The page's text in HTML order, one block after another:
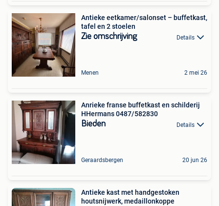
Antieke eetkamer/salonset – buffetkast,
tafel en 2 stoelen
Zie omschrijving Details
Menen 2 mei 26
Anrieke franse buffetkast en schilderij
HHermans 0487/582830
Bieden Details
Geraardsbergen 20 jun 26
Antieke kast met handgestoken
houtsnijwerk, medaillonkoppe